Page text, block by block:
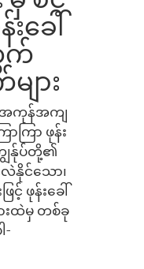
ခေါ်
က်
ျား
အကုန်အကျ
ာကြာ ဖုန်း
ျွန်ုပ်တို့၏
နိုင်သော၊
ဖုန်းခေါ်
းထဲမှ တစ်ခု
-